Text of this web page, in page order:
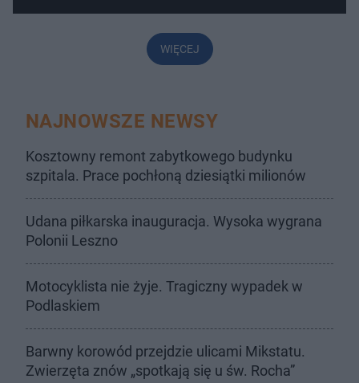
WIĘCEJ
NAJNOWSZE NEWSY
Kosztowny remont zabytkowego budynku
szpitala. Prace pochłoną dziesiątki milionów
Udana piłkarska inauguracja. Wysoka wygrana
Polonii Leszno
Motocyklista nie żyje. Tragiczny wypadek w
Podlaskiem
Barwny korowód przejdzie ulicami Mikstatu.
Zwierzęta znów „spotkają się u św. Rocha”